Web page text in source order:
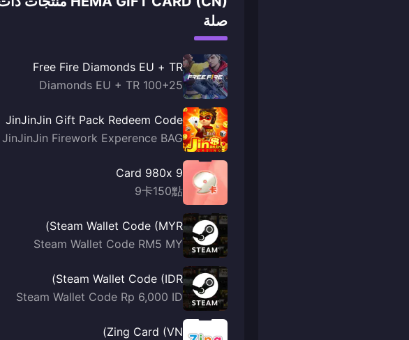
صلة
Free Fire Diamonds EU + TR
100+25 Diamonds EU + TR
JinJinJin Gift Pack Redeem Code
JinJinJin Firework Experence BAG
9 Card 980x
9卡150點
Steam Wallet Code (MYR)
Steam Wallet Code RM5 MY
Steam Wallet Code (IDR)
Steam Wallet Code Rp 6,000 ID
Zing Card (VN)